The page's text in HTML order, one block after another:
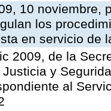
10 noviembre,
los
en servicio de
2009, de la
y
al